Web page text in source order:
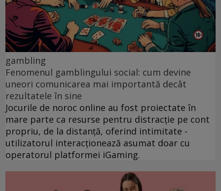
gambling
Fenomenul gamblingului social: cum devine
uneori comunicarea mai importantă decât
rezultatele în sine
Jocurile de noroc online au fost proiectate în
mare parte ca resurse pentru distracție pe cont
propriu, de la distanță, oferind intimitate -
utilizatorul interacționează asumat doar cu
operatorul platformei iGaming.